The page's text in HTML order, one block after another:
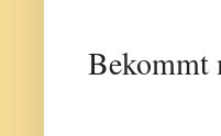
Bekommt